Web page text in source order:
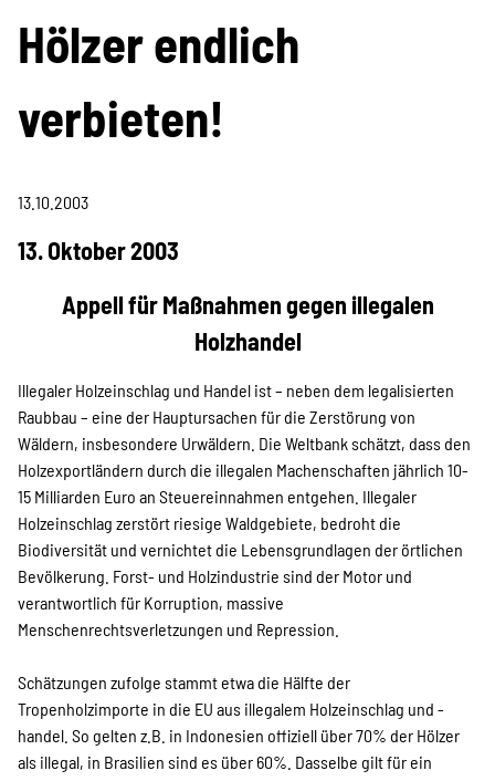
Projekte
Stellenangebote
Newsletter abonnieren
SPENDEN
Über uns
Transparenz
Hölzer endlich
verbieten!
13.10.2003
13. Oktober 2003
Appell für Maßnahmen gegen illegalen
Holzhandel
Illegaler Holzeinschlag und Handel ist – neben dem legalisierten
Raubbau – eine der Hauptursachen für die Zerstörung von
Wäldern, insbesondere Urwäldern. Die Weltbank schätzt, dass den
Holzexportländern durch die illegalen Machenschaften jährlich 10-
15 Milliarden Euro an Steuereinnahmen entgehen. Illegaler
Holzeinschlag zerstört riesige Waldgebiete, bedroht die
Biodiversität und vernichtet die Lebensgrundlagen der örtlichen
Bevölkerung. Forst- und Holzindustrie sind der Motor und
verantwortlich für Korruption, massive
Menschenrechtsverletzungen und Repression.
Schätzungen zufolge stammt etwa die Hälfte der
Tropenholzimporte in die EU aus illegalem Holzeinschlag und -
handel. So gelten z.B. in Indonesien offiziell über 70% der Hölzer
als illegal, in Brasilien sind es über 60%. Dasselbe gilt für ein